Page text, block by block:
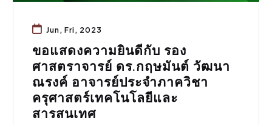
Jun, Fri, 2023
ขอแสดงความยินดีกับ รอง
ศาสตราจารย์ ดร.กฤษมันต์ วัฒนา
ณรงค์ อาจารย์ประจำภาควิชา
ครุศาสตร์เทคโนโลยีและ
สารสนเทศ